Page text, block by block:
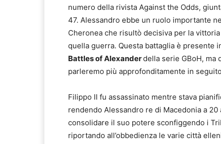
numero della rivista Against the Odds,
47. Alessandro ebbe un ruolo importante
Cheronea che risultò decisiva per la
quella guerra. Questa battaglia è presente
Battles of Alexanderdella serie GBoH, ma
parleremo più approfonditamente in
Filippo II fu assassinato mentre stava
rendendo Alessandro re di Macedonia a
consolidare il suo potere sconfiggendo i
riportando all’obbedienza le varie città